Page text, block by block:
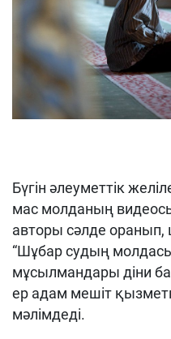
Бүгін әлеуметтік
мас молданың
авторы сәлде
“Шұбар судың
мұсылмандары діни
ер адам мешіт
мәлімдеді.